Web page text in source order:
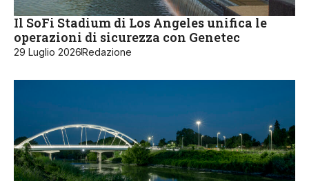
Il SoFi Stadium di Los Angeles unifica le
operazioni di sicurezza con Genetec
29 Luglio 2026Redazione